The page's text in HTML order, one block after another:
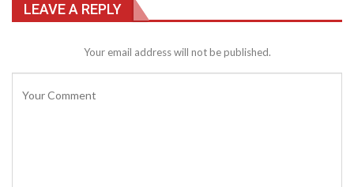
LEAVE A REPLY
Your email address will not be published.